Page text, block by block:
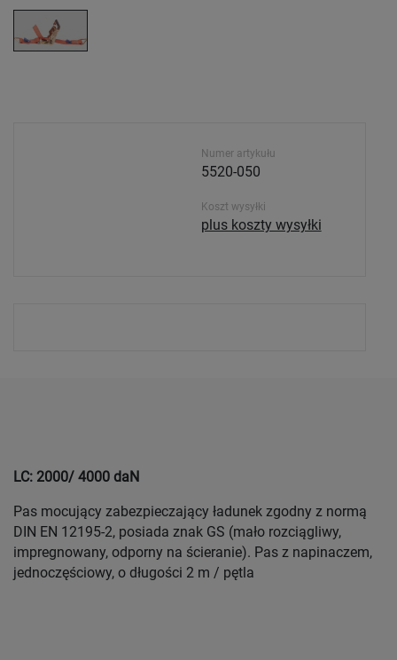
Numer artykułu
5520-050
Koszt wysyłki
plus koszty wysyłki
LC: 2000/ 4000 daN
Pas mocujący zabezpieczający ładunek zgodny z normą
DIN EN 12195-2, posiada znak GS (mało rozciągliwy,
impregnowany, odporny na ścieranie). Pas z napinaczem,
jednoczęściowy, o długości 2 m / pętla